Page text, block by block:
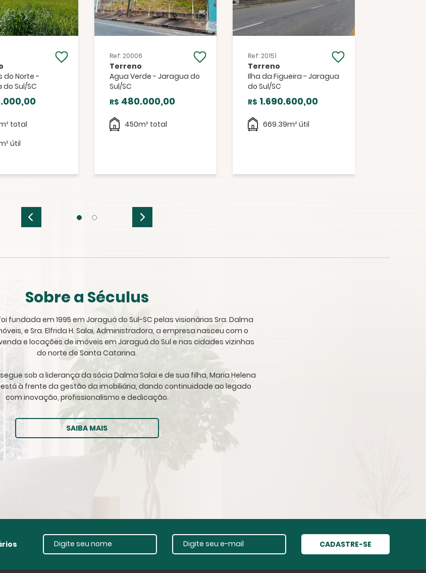
do Norte -
Sul/SC
total
útil
Ref: 20006
Terreno
Agua Verde - Jaragua do
Sul/SC
R$ 480.000,00
450m² total
Ref: 20151
Terreno
Ilha da Figueira - Jaragua
do Sul/SC
R$ 1.690.600,00
669.39m² útil
Sobre a Séculus
fundada em 1995 em Jaraguá do Sul-SC pelas visionárias Sra. Dalma
e Sra. Elfrida H. Salai, Administradora, a empresa nasceu com o
e locações de imóveis em Jaraguá do Sul e nas cidades vizinhas
do norte de Santa Catarina.
sob a liderança da sócia Dalma Salai e de sua filha, Maria Helena
está à frente da gestão da imobiliária, dando continuidade ao legado
com inovação, profissionalismo e dedicação.
SAIBA MAIS
CADASTRE-SE